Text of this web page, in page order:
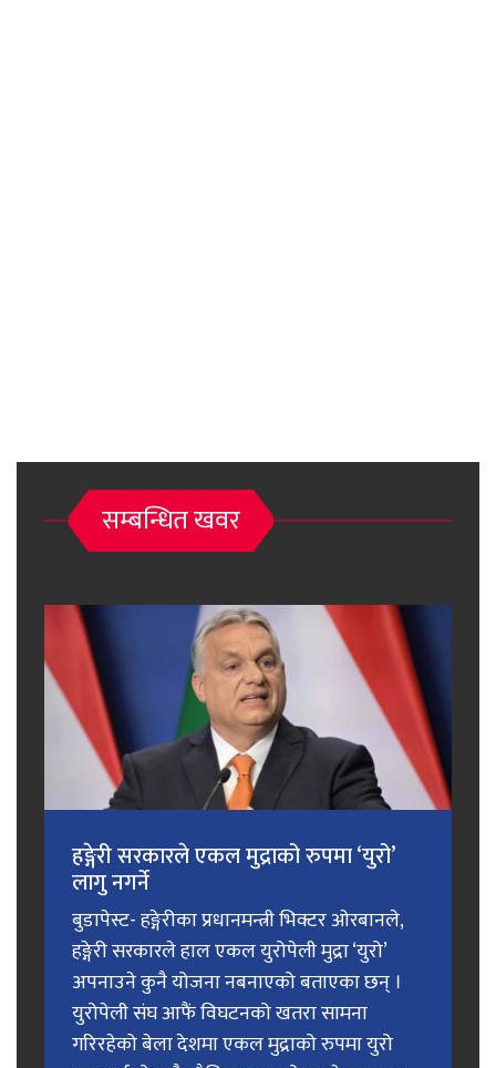
सम्बन्धित खवर
हङ्गेरी सरकारले एकल मुद्राको रुपमा ‘युरो’
लागु नगर्ने
बुडापेस्ट- हङ्गेरीका प्रधानमन्त्री भिक्टर ओरबानले,
हङ्गेरी सरकारले हाल एकल युरोपेली मुद्रा ‘युरो’
अपनाउने कुनै योजना नबनाएको बताएका छन् ।
युरोपेली संघ आफैं विघटनको खतरा सामना
गरिरहेको बेला देशमा एकल मुद्राको रुपमा युरो